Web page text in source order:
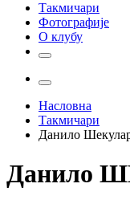
Такмичари
Фотографије
О клубу
Насловна
Такмичари
Данило
Данило